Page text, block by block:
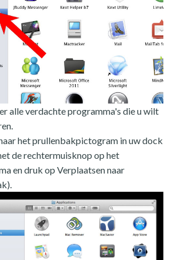
alle verdachte programma's die u wilt
het prullenbakpictogram in uw dock
de rechtermuisknop op het
en druk op Verplaatsen naar